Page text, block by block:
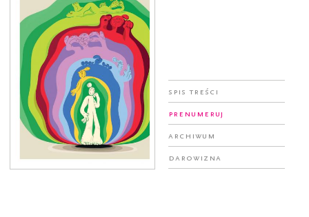
Spis treści
Prenumeruj
Archiwum
Darowizna